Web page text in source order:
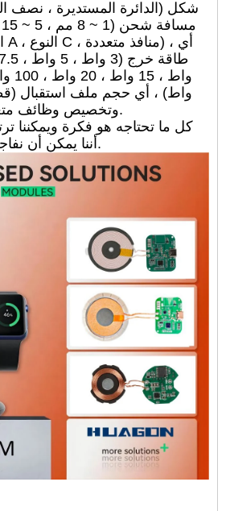
شكل (الدائرة المستديرة ، نصف
وتخصيص وظائف متعددة وفقًا لمتطلباتك.
كل ما تحتاجه هو فكرة ويمكننا
أننا يمكن أن نفاجئك بخدمتنا المخلصة.